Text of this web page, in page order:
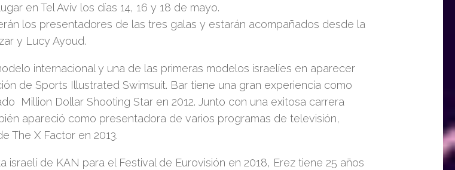
en Tel Aviv los días 14, 16 y 18 de mayo.
los presentadores de las tres galas y estarán acompañados desde la
y Lucy Ayoud.
internacional y una de las primeras modelos israelíes en aparecer
de Sports Illustrated Swimsuit. Bar tiene una gran experiencia como
Million Dollar Shooting Star en 2012. Junto con una exitosa carrera
apareció como presentadora de varios programas de televisión,
The X Factor en 2013.
israelí de KAN para el Festival de Eurovisión en 2018, Erez tiene 25 años